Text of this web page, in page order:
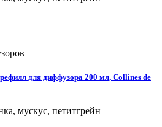
для диффузора 200 мл, Collines de
мускус, петитгрейн